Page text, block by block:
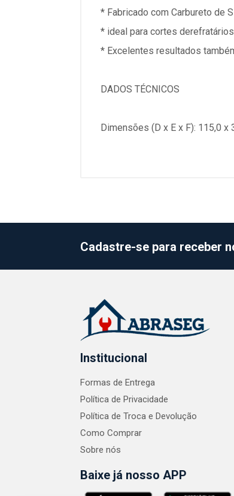
* Fabricado com Carbureto de
* ideal para cortes
* Excelentes resultados
DADOS TÉCNICOS
Dimensões (D x E x F): 115,0 x
Cadastre-se para receber
Institucional
Formas de Entrega
Política de Privacidade
Política de Troca e Devolução
Como Comprar
Sobre nós
Baixe já nosso APP